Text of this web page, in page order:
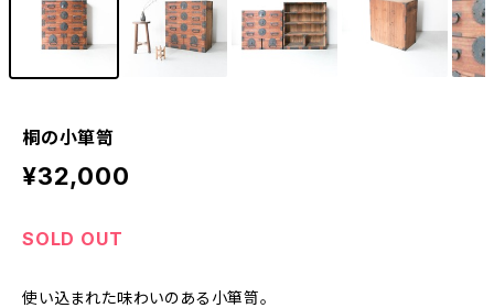
桐の小箪笥
¥32,000
SOLD OUT
使い込まれた味わいのある小箪笥。